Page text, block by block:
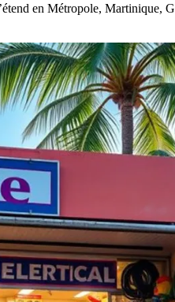
en Métropole,